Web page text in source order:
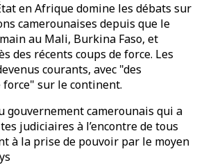
en Afrique domine les débats sur
camerounaises depuis que le
au Mali, Burkina Faso, et
des récents coups de force. Les
courants, avec "des
force" sur le continent.
gouvernement camerounais qui a
judiciaires à l’encontre de tous
à la prise de pouvoir par le moyen